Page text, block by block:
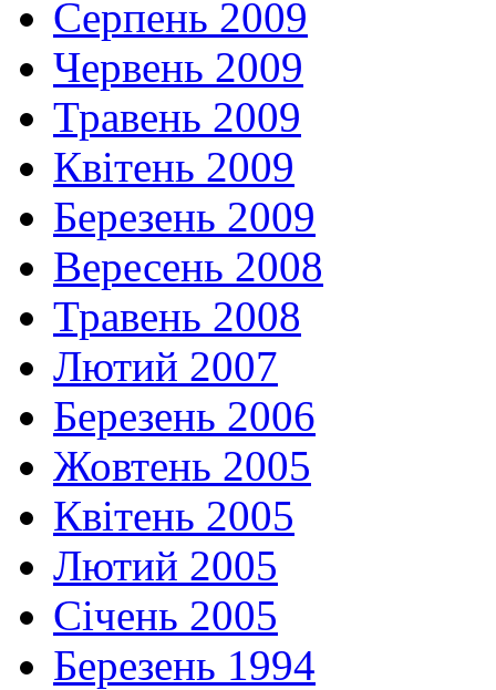
Серпень 2009
Червень 2009
Травень 2009
Квітень 2009
Березень 2009
Вересень 2008
Травень 2008
Лютий 2007
Березень 2006
Жовтень 2005
Квітень 2005
Лютий 2005
Січень 2005
Березень 1994